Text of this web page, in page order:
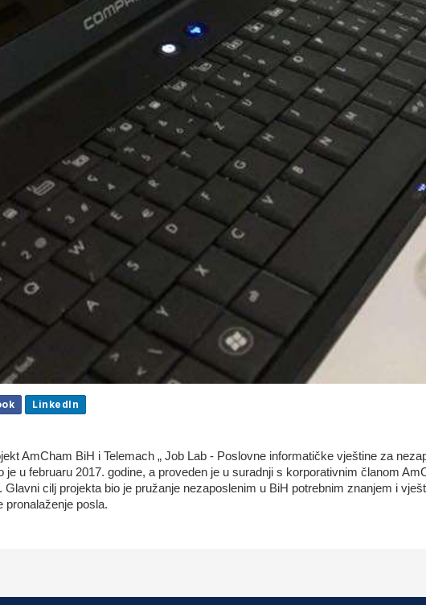
LinkedIn
AmCham BiH i Telemach „ Job Lab - Poslovne informatičke vještine za
je u februaru 2017. godine, a proveden je u suradnji s korporativnim članom
Glavni cilj projekta bio je pružanje nezaposlenim u BiH potrebnim znanjem i
pronalaženje posla.